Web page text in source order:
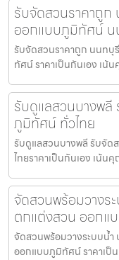
รับจัดสวนราคาถู
ออกแบบภูมิทัศน์
รับจัดสวนราคาถูก นนท
ทัศน์ ราคาเป็นกันเอง เ
รับดูแลสวนบางพ
ภูมิทัศน์ ทั่วไทย
รับดูแลสวนบางพลี รับจั
ไทยราคาเป็นกันเอง เน้
จัดสวนพร้อมวางร
ตกแต่งสวน ออก
จัดสวนพร้อมวางระบบน้
ออกแบบภูมิทัศน์ ราคาเป็